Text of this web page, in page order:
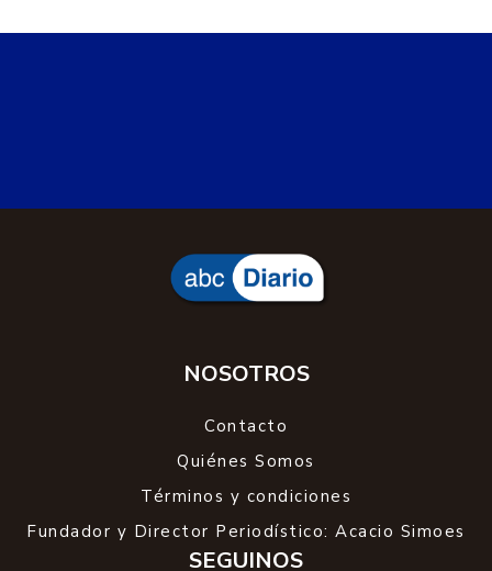
NOSOTROS
Contacto
Quiénes Somos
Términos y condiciones
Fundador y Director Periodístico: Acacio Simoes
SEGUINOS